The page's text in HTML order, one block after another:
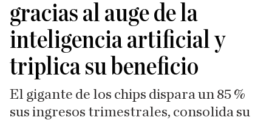
gracias al auge de la
inteligencia artificial y
triplica su beneficio
El gigante de los chips dispara un 85 %
sus ingresos trimestrales, consolida su